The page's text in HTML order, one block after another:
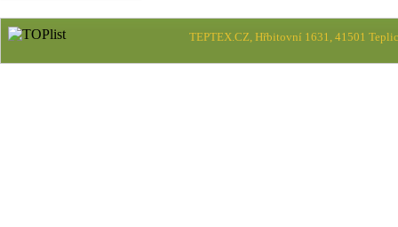
TEPTEX.CZ, Hřbitovní 1631, 41501